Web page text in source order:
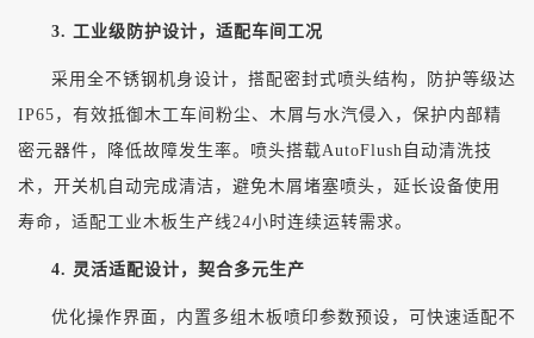
3. 工业级防护设计，适配车间工况
采用全不锈钢机身设计，搭配密封式喷头结构，防护等级达
IP65，有效抵御木工车间粉尘、木屑与水汽侵入，保护内部精
密元器件，降低故障发生率。喷头搭载AutoFlush自动清洗技
术，开关机自动完成清洁，避免木屑堵塞喷头，延长设备使用
寿命，适配工业木板生产线24小时连续运转需求。
4. 灵活适配设计，契合多元生产
优化操作界面，内置多组木板喷印参数预设，可快速适配不